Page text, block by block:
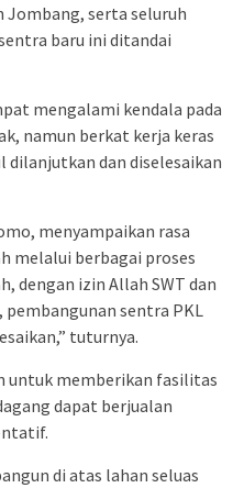
Jombang, serta seluruh
baru ini ditandai
mengalami kendala pada
namun berkat kerja keras
dilanjutkan dan diselesaikan
menyampaikan rasa
melalui berbagai proses
dengan izin Allah SWT dan
sentra PKL
tuturnya.
untuk memberikan fasilitas
dapat berjualan
di atas lahan seluas